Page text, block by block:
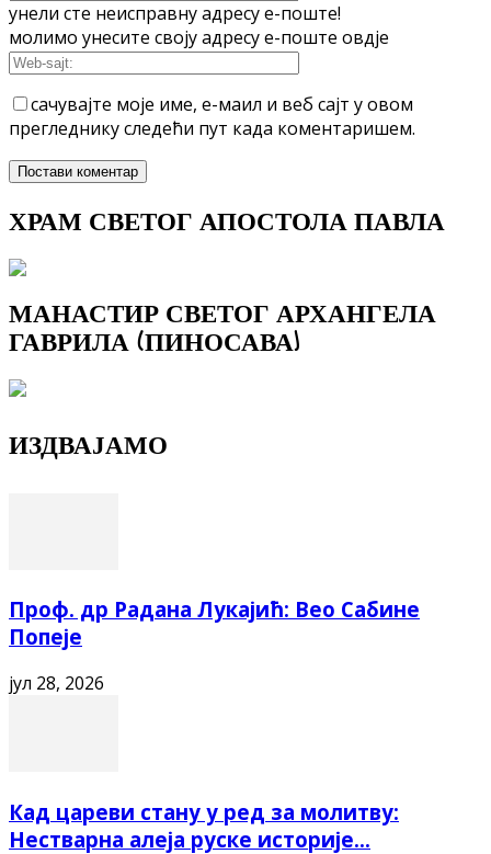
унели сте неисправну адресу е-поште!
молимо унесите своју адресу е-поште овдје
сачувајте моје име, е-маил и веб сајт у овом
прегледнику следећи пут када коментаришем.
ХРАМ СВЕТОГ АПОСТОЛА ПАВЛА
МАНАСТИР СВЕТОГ АРХАНГЕЛА
ГАВРИЛА (ПИНОСАВА)
ИЗДВАЈАМО
Проф. др Радана Лукајић: Вео Сабине
Попеје
јул 28, 2026
Кад цареви стану у ред за молитву:
Нестварна алеја руске историје...